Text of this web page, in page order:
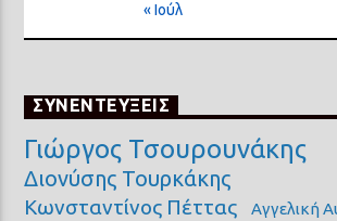
« Ιούλ
ΣΥΝΕΝΤΕΥΞΕΙΣ
Γιώργος Τσουρουνάκης
Διονύσης Τουρκάκης
Κωνσταντίνος Πέττας
Αγγελική